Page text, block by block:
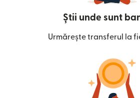
Știi unde sunt
Urmărește transferul la